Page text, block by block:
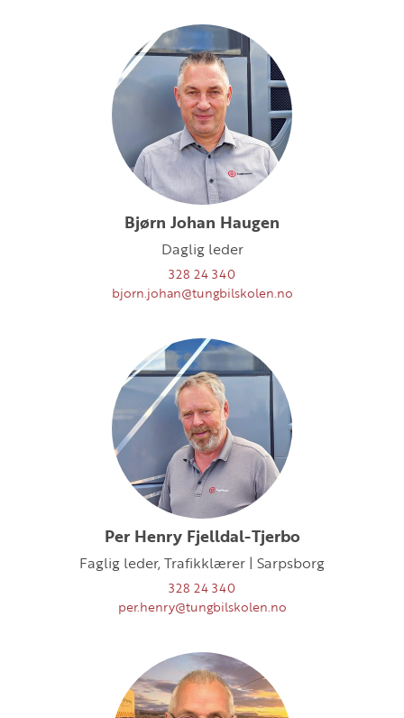
Bjørn Johan Haugen
Daglig leder
328 24 340
bjorn.johan@tungbilskolen.no
Per Henry Fjelldal-Tjerbo
Faglig leder, Trafikklærer | Sarpsborg
328 24 340
per.henry@tungbilskolen.no